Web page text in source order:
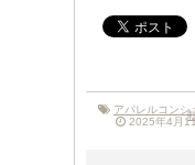
アパレルコンシ
2025年4月